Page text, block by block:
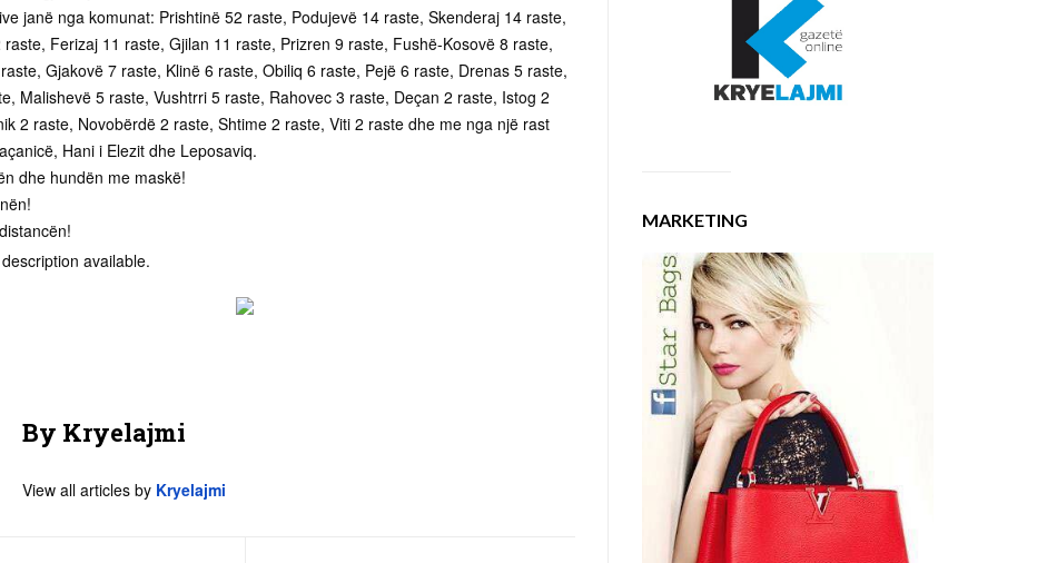
janë nga komunat: Prishtinë 52 raste, Podujevë 14 raste, Skenderaj 14 raste,
raste, Ferizaj 11 raste, Gjilan 11 raste, Prizren 9 raste, Fushë-Kosovë 8 raste,
Gjakovë 7 raste, Klinë 6 raste, Obiliq 6 raste, Pejë 6 raste, Drenas 5 raste,
Malishevë 5 raste, Vushtrri 5 raste, Rahovec 3 raste, Deçan 2 raste, Istog 2
2 raste, Novobërdë 2 raste, Shtime 2 raste, Viti 2 raste dhe me nga një rast
Hani i Elezit dhe Leposaviq.
dhe hundën me maskë!
By Kryelajmi
View all articles by Kryelajmi
MARKETING